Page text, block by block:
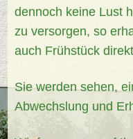
dennoch keine Lust
zu versorgen, so
auch Frühstück
Sie werden sehen,
Abwechslung und